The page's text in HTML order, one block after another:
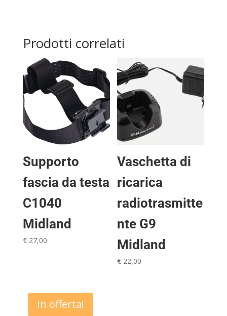
€ 169,00.€ 149,00.
Prodotti correlati
Supporto
fascia da testa
C1040
Midland
€27,00
Vaschetta di
ricarica
radiotrasmitte
nte G9
Midland
€ 22,00
In offerta!